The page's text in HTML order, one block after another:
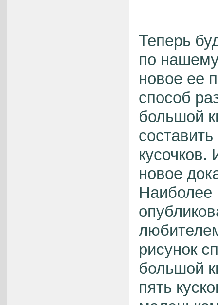
Теперь
по
новое ее
способ
большой
кусочков.
новое
Наиболее
рисунок
большой
пять